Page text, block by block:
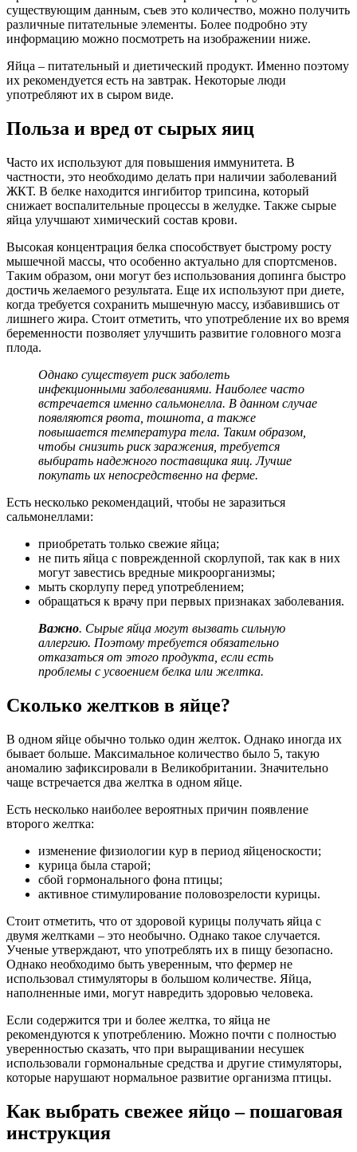
существующим данным, съев это количество, можно получить
различные питательные элементы. Более подробно эту
информацию можно посмотреть на изображении ниже.
Яйца – питательный и диетический продукт. Именно поэтому
их рекомендуется есть на завтрак. Некоторые люди
употребляют их в сыром виде.
Польза и вред от сырых яиц
Часто их используют для повышения иммунитета. В
частности, это необходимо делать при наличии заболеваний
ЖКТ. В белке находится ингибитор трипсина, который
снижает воспалительные процессы в желудке. Также сырые
яйца улучшают химический состав крови.
Высокая концентрация белка способствует быстрому росту
мышечной массы, что особенно актуально для спортсменов.
Таким образом, они могут без использования допинга быстро
достичь желаемого результата. Еще их используют при диете,
когда требуется сохранить мышечную массу, избавившись от
лишнего жира. Стоит отметить, что употребление их во время
беременности позволяет улучшить развитие головного мозга
плода.
Однако существует риск заболеть
инфекционными заболеваниями. Наиболее часто
встречается именно сальмонелла. В данном случае
появляются рвота, тошнота, а также
повышается температура тела. Таким образом,
чтобы снизить риск заражения, требуется
выбирать надежного поставщика яиц. Лучше
покупать их непосредственно на ферме.
Есть несколько рекомендаций, чтобы не заразиться
сальмонеллами:
приобретать только свежие яйца;
не пить яйца с поврежденной скорлупой, так как в них
могут завестись вредные микроорганизмы;
мыть скорлупу перед употреблением;
обращаться к врачу при первых признаках заболевания.
Важно. Сырые яйца могут вызвать сильную
аллергию. Поэтому требуется обязательно
отказаться от этого продукта, если есть
проблемы с усвоением белка или желтка.
Сколько желтков в яйце?
В одном яйце обычно только один желток. Однако иногда их
бывает больше. Максимальное количество было 5, такую
аномалию зафиксировали в Великобритании. Значительно
чаще встречается два желтка в одном яйце.
Есть несколько наиболее вероятных причин появление
второго желтка:
изменение физиологии кур в период яйценоскости;
курица была старой;
сбой гормонального фона птицы;
активное стимулирование половозрелости курицы.
Стоит отметить, что от здоровой курицы получать яйца с
двумя желтками – это необычно. Однако такое случается.
Ученые утверждают, что употреблять их в пищу безопасно.
Однако необходимо быть уверенным, что фермер не
использовал стимуляторы в большом количестве. Яйца,
наполненные ими, могут навредить здоровью человека.
Если содержится три и более желтка, то яйца не
рекомендуются к употреблению. Можно почти с полностью
уверенностью сказать, что при выращивании несушек
использовали гормональные средства и другие стимуляторы,
которые нарушают нормальное развитие организма птицы.
Как выбрать свежее яйцо – пошаговая
инструкция